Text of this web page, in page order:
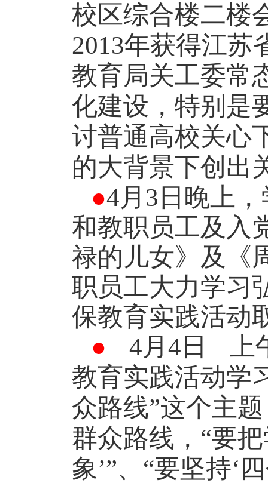
校区综合楼二楼
2013年获得江苏
教育局关工委常
化建设，特别是
讨普通高校关心
的大背景下创出
●4月 3 日晚上
和教职员工及入
禄的儿女》及《
职员工大力学习
保教育实践活动
●
4月4 日
教育实践活动学
众路线”这个主
群众路线，“要
象’”、“要坚持‘